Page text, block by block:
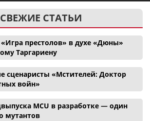
СВЕЖИЕ СТАТЬИ
престолов» в духе «Дюны»
Таргариену
сценаристы «Мстителей: Доктор
войн»
MCU в разработке — один
мутантов